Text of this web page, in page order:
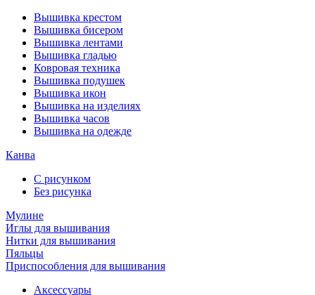
Вышивка крестом
Вышивка бисером
Вышивка лентами
Вышивка гладью
Ковровая техника
Вышивка подушек
Вышивка икон
Вышивка на изделиях
Вышивка часов
Вышивка на одежде
Канва
С рисунком
Без рисунка
Мулине
Иглы для вышивания
Нитки для вышивания
Пяльцы
Приспособления для вышивания
Аксессуары